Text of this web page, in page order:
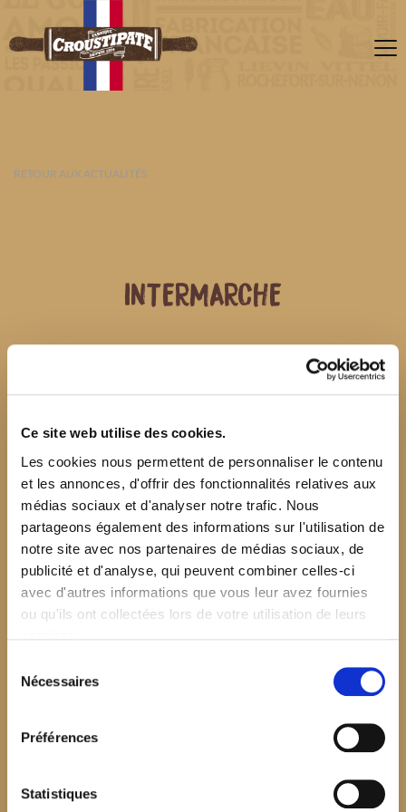
Ce site web utilise des cookies.
Les cookies nous permettent de personnaliser le contenu
et les annonces, d'offrir des fonctionnalités relatives aux
médias sociaux et d'analyser notre trafic. Nous
partageons également des informations sur l'utilisation de
notre site avec nos partenaires de médias sociaux, de
publicité et d'analyse, qui peuvent combiner celles-ci
avec d'autres informations que vous leur avez fournies
ou qu'ils ont collectées lors de votre utilisation de leurs
Nécessaires
Préférences
Statistiques
RETOUR AUX ACTUALITÉS
INTERMARCHE